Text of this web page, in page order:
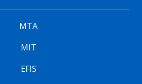
MTA
MIT
EFIS